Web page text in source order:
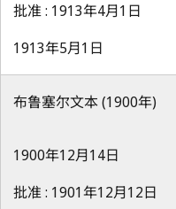
批准 : 1913年4月1日
1913年5月1日
布鲁塞尔文本 (1900年)
1900年12月14日
批准 : 1901年12月12日